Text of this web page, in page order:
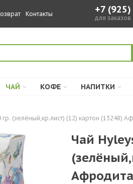
Контакты +7
для заказов
ЧАЙ КОФЕ НАПИТКИ
(зелёный,кр.лист) (12) картон (13248)
Чай
Афродита